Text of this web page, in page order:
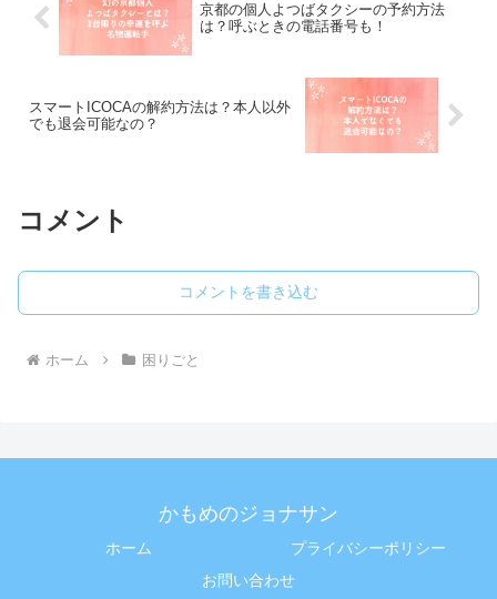
京都の個人よつばタクシーの予約方法
は？呼ぶときの電話番号も！
スマートICOCAの解約方法は？本人以外
でも退会可能なの？
コメント
コメントを書き込む
ホーム 困りごと
かもめのジョナサン
ホーム
プライバシーポリシー
お問い合わせ